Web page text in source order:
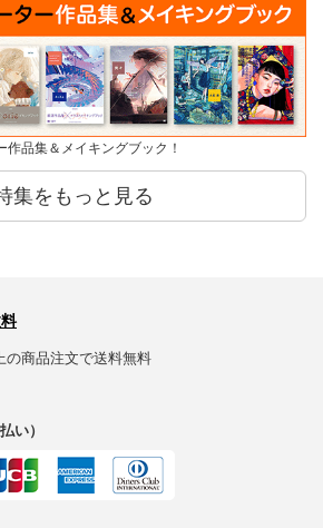
品集＆メイキングブック！
集をもっと見る
の商品注文で送料無料
い）